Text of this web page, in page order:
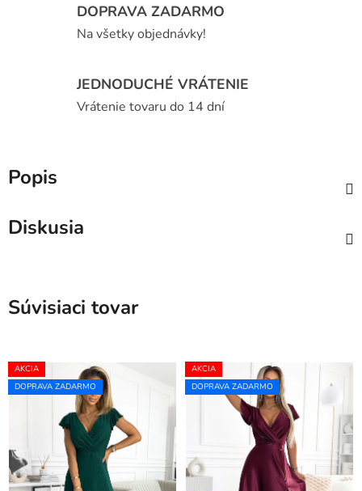
DOPRAVA ZADARMO
Na všetky objednávky!
JEDNODUCHÉ VRÁTENIE
Vrátenie tovaru do 14 dní
Popis
Diskusia
Súvisiaci tovar
AKCIA
DOPRAVA ZADARMO
AKCIA
DOPRAVA ZADARMO